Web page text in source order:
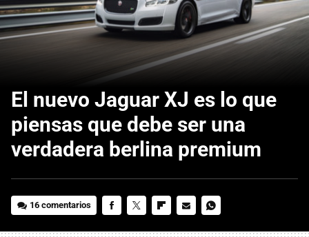
El nuevo Jaguar XJ es lo que
piensas que debe ser una
verdadera berlina premium
16 comentarios